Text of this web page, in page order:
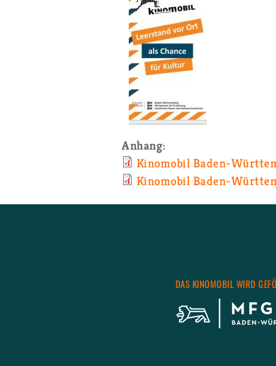
An­hang:
Ki­no­mo­bil Ba­den-
Ki­no­mo­bil Ba­den-
DAS KI­NO­MO­BIL WIRD